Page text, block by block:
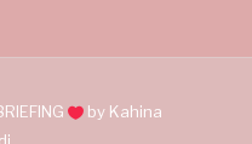
by Kahina